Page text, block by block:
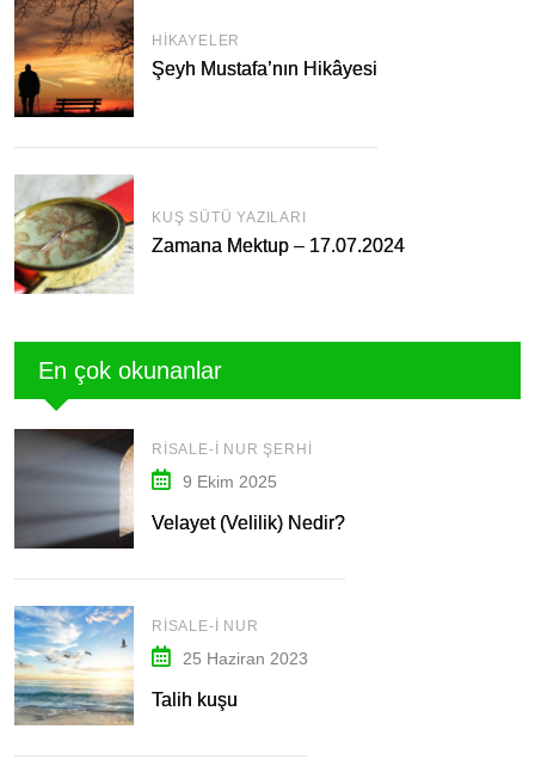
HIKAYELER
Şeyh Mustafa’nın Hikâyesi
KUŞ SÜTÜ YAZILARI
Zamana Mektup – 17.07.2024
En çok okunanlar
RISALE-I NUR ŞERHI
9 Ekim 2025
Velayet (Velilik) Nedir?
RISALE-I NUR
25 Haziran 2023
Talih kuşu